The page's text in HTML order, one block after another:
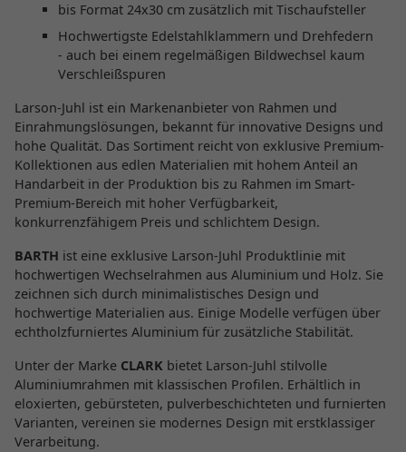
bis Format 24x30 cm zusätzlich mit Tischaufsteller
Hochwertigste Edelstahlklammern und Drehfedern
- auch bei einem regelmäßigen Bildwechsel kaum
Verschleißspuren
Larson-Juhl ist ein Markenanbieter von Rahmen und
Einrahmungslösungen, bekannt für innovative Designs und
hohe Qualität. Das Sortiment reicht von exklusive Premium-
Kollektionen aus edlen Materialien mit hohem Anteil an
Handarbeit in der Produktion bis zu Rahmen im Smart-
Premium-Bereich mit hoher Verfügbarkeit,
konkurrenzfähigem Preis und schlichtem Design.
BARTH ist eine exklusive Larson-Juhl Produktlinie mit
hochwertigen Wechselrahmen aus Aluminium und Holz. Sie
zeichnen sich durch minimalistisches Design und
hochwertige Materialien aus. Einige Modelle verfügen über
echtholzfurniertes Aluminium für zusätzliche Stabilität.
Unter der Marke CLARK bietet Larson-Juhl stilvolle
Aluminiumrahmen mit klassischen Profilen. Erhältlich in
eloxierten, gebürsteten, pulverbeschichteten und furnierten
Varianten, vereinen sie modernes Design mit erstklassiger
Verarbeitung.